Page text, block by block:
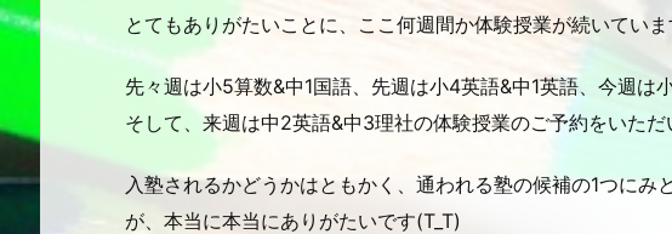
とてもありがたいことに、ここ何週間か体験授業が続いていま
先々週は小5算数&中1国語、先週は小4英語&中1英語、今週は
そして、来週は中2英語&中3理社の体験授業のご予約をいただ
入塾されるかどうかはともかく、通われる塾の候補の1つにみ
が、本当に本当にありがたいです(T_T)